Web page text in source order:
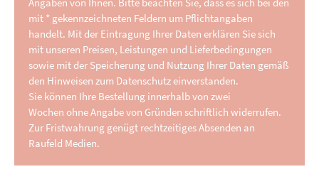
mit * gekennzeichneten Feldern um Pflichtangaben
handelt. Mit der Eintragung Ihrer Daten erklären Sie sich
mit unseren Preisen, Leistungen und Lieferbedingungen
sowie mit der Speicherung und Nutzung Ihrer Daten gemäß
den Hinweisen zum Datenschutz einverstanden.
Sie können Ihre Bestellung innerhalb von zwei
Wochen ohne Angabe von Gründen schriftlich widerrufen.
Zur Fristwahrung genügt rechtzeitiges Absenden an
Raufeld Medien.